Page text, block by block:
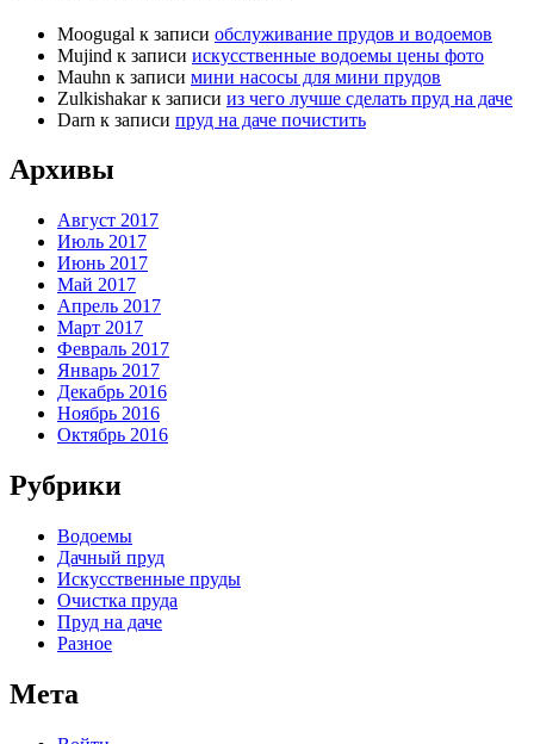
Moogugal к записи обслуживание прудов и водоемов
Mujind к записи искусственные водоемы цены фото
Mauhn к записи мини насосы для мини прудов
Zulkishakarк записи из чего лучше сделать пруд на даче
Darn к записи пруд на даче почистить
Архивы
Август 2017
Июль 2017
Июнь 2017
Май 2017
Апрель 2017
Март 2017
Февраль 2017
Январь 2017
Декабрь 2016
Ноябрь 2016
Октябрь 2016
Рубрики
Водоемы
Дачный пруд
Искусственные пруды
Очистка пруда
Пруд на даче
Разное
Мета